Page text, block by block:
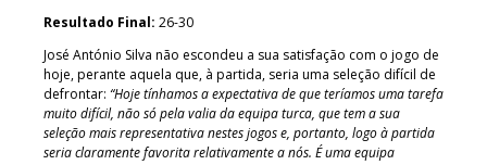
Resultado Final: 26-30
José António Silva não escondeu a sua satisfação com o jogo de
hoje, perante aquela que, à partida, seria uma seleção difícil de
defrontar: “Hoje tínhamos a expectativa de que teríamos uma tarefa
muito difícil, não só pela valia da equipa turca, que tem a sua
seleção mais representativa nestes jogos e, portanto, logo à partida
seria claramente favorita relativamente a nós. É uma equipa